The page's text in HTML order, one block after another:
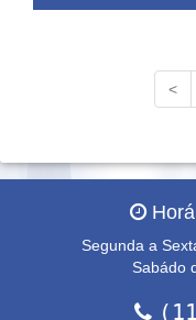
<
Segunda a
Sabádo